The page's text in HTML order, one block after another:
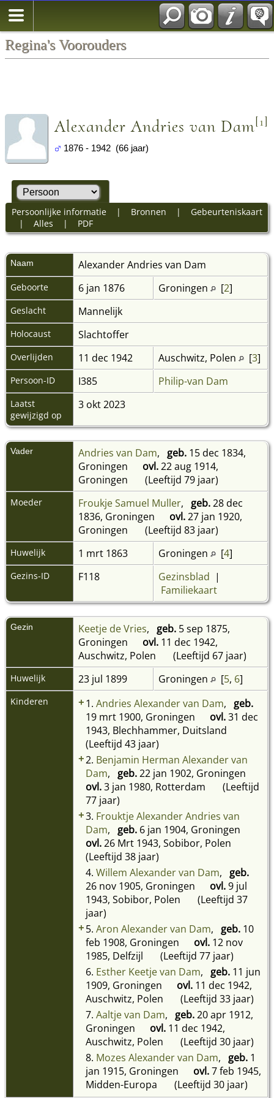
Regina's Voorouders
Alexander Andries van Dam[1]
1876 - 1942 (66 jaar)
Persoonlijke informatie| Bronnen | Gebeurteniskaart
| Alles | PDF
Naam Alexander Andries van Dam
Geboorte 6 jan 1876 Groningen [2]
Geslacht Mannelijk
Holocaust Slachtoffer
Overlijden 11 dec 1942 Auschwitz, Polen [3]
Persoon-ID I385 Philip-van Dam
Laatst
gewijzigd op
3 okt 2023
Vader Andries van Dam, geb. 15 dec 1834,
Groningen
ovl.22 aug 1914,
Groningen
(Leeftijd 79 jaar)
Moeder Froukje Samuel Muller, geb.28 dec
1836, Groningen
ovl.27 jan 1920,
Groningen
(Leeftijd 83 jaar)
Huwelijk 1 mrt 1863 Groningen [4]
Gezins-ID F118 Gezinsblad |
Familiekaart
Gezin Keetje de Vries, geb. 5 sep 1875,
Groningen
ovl. 11 dec 1942,
Auschwitz, Polen
(Leeftijd 67 jaar)
Huwelijk 23 jul 1899 Groningen [5, 6]
Kinderen +1. Andries Alexander van Dam, geb.
19 mrt 1900, Groningen
ovl.31 dec
1943, Blechhammer, Duitsland
(Leeftijd 43 jaar)
+2. Benjamin Herman Alexander van
Dam, geb.22 jan 1902, Groningen
ovl.3 jan 1980, Rotterdam
(Leeftijd
77 jaar)
+3. Frouktje Alexander Andries van
Dam, geb. 6 jan 1904, Groningen
ovl.26 Mrt 1943, Sobibor, Polen
(Leeftijd 38 jaar)
4. Willem Alexander van Dam, geb.
26 nov 1905, Groningen
ovl.9 jul
1943, Sobibor, Polen
(Leeftijd 37
jaar)
+5. Aron Alexander van Dam, geb. 10
feb 1908, Groningen
ovl. 12 nov
1985, Delfzijl
(Leeftijd 77 jaar)
6. Esther Keetje van Dam, geb. 11 jun
1909, Groningen
ovl. 11 dec 1942,
Auschwitz, Polen
(Leeftijd 33 jaar)
7. Aaltje van Dam, geb.20 apr 1912,
Groningen
ovl. 11 dec 1942,
Auschwitz, Polen
(Leeftijd 30 jaar)
8. Mozes Alexander van Dam, geb. 1
jan 1915, Groningen
ovl.7 feb 1945,
Midden-Europa
(Leeftijd 30 jaar)